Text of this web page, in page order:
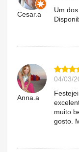
Cesar.a
Um
Anna.a
04/03/
muito
gosto.